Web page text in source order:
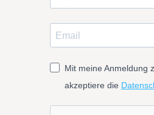
Mit meine Anmeldung
akzeptiere die